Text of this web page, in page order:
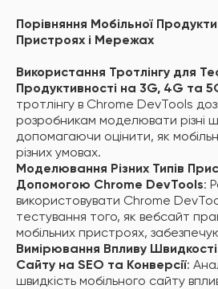
Порівняння Мобільної
Пристроях і Мережах
Використання Тротлінгу для
Продуктивності на 3G, 4G та
тротлінгу в Chrome DevTools
розробникам моделювати різні
допомагаючи оцінити, як
різних умовах.
Моделювання Різних Типів
Допомогою Chrome DevTools:
використовувати Chrome
тестування того, як вебсайт
мобільних пристроях,
Вимірювання Впливу
Сайту на SEO та Конверсії:
швидкість мобільного сайту